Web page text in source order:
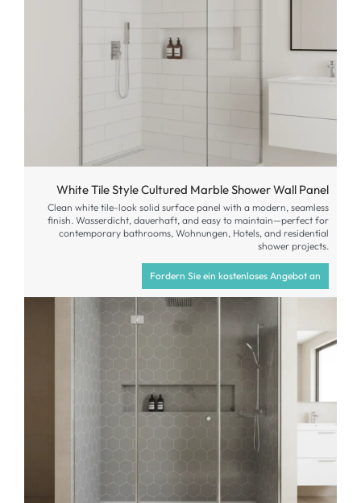
White Tile Style Cultured Marble Shower Wall Panel
Clean white tile-look solid surface panel with a modern seamless
finish . Wasserdicht, dauerhaft, and easy to maintain—perfect for
contemporary bathrooms , Wohnungen, Hotels, and residential
shower projects
Fordern Sie ein kostenloses Angebot an